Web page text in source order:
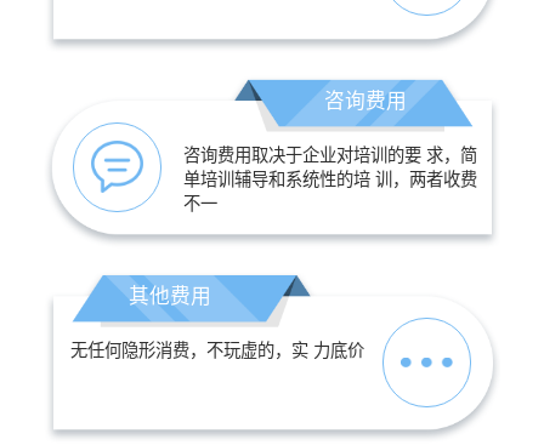
咨询费用
咨询费用取决于企业对培训的要 求，简
单培训辅导和系统性的培 训，两者收费
不一
其他费用
无任何隐形消费，不玩虚的，实 力底价